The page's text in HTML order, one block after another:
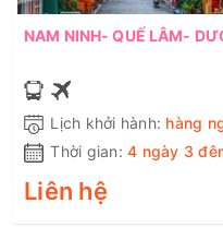
NAM NINH- QUẾ LÂM-
Lịch khởi hành: hàng
Thời gian: 4 ngày 3
Liên hệ